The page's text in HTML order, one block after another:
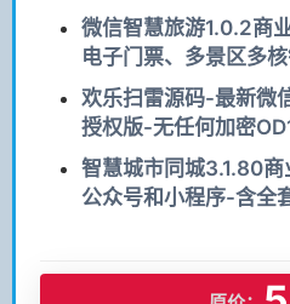
微信智慧旅游1.0.2商
电子门票、多景区多
欢乐扫雷源码-最新微
授权版-无任何加密
智慧城市同城3.1.80
公众号和小程序-含全